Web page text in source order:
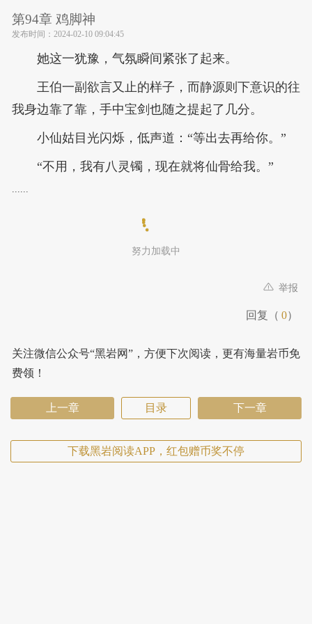
第94章 鸡脚神
发布时间： 2024-02-10 09:04:45
她这一犹豫，气氛瞬间紧张了起来。
王伯一副欲言又止的样子，而静源则下意识的往
我身边靠了靠，手中宝剑也随之提起了几分。
小仙姑目光闪烁，低声道：“等出去再给你。”
“不用，我有八灵镯，现在就将仙骨给我。”
......
努力加载中
举报
回复（ 0）
关注微信公众号“黑岩网”，方便下次阅读，更有海量岩币免
费领！
上一章 目录 下一章
下载黑岩阅读APP，红包赠币奖不停